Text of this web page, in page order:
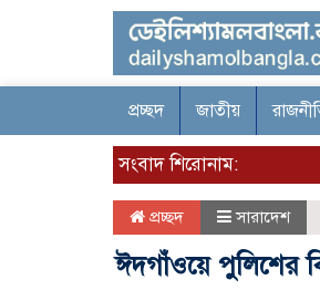
প্রচ্ছদ জাতীয়
সংবাদ শিরোনাম:
প্রচ্ছদ সারাদেশ
ঈদগাঁওয়ে পুলিশের